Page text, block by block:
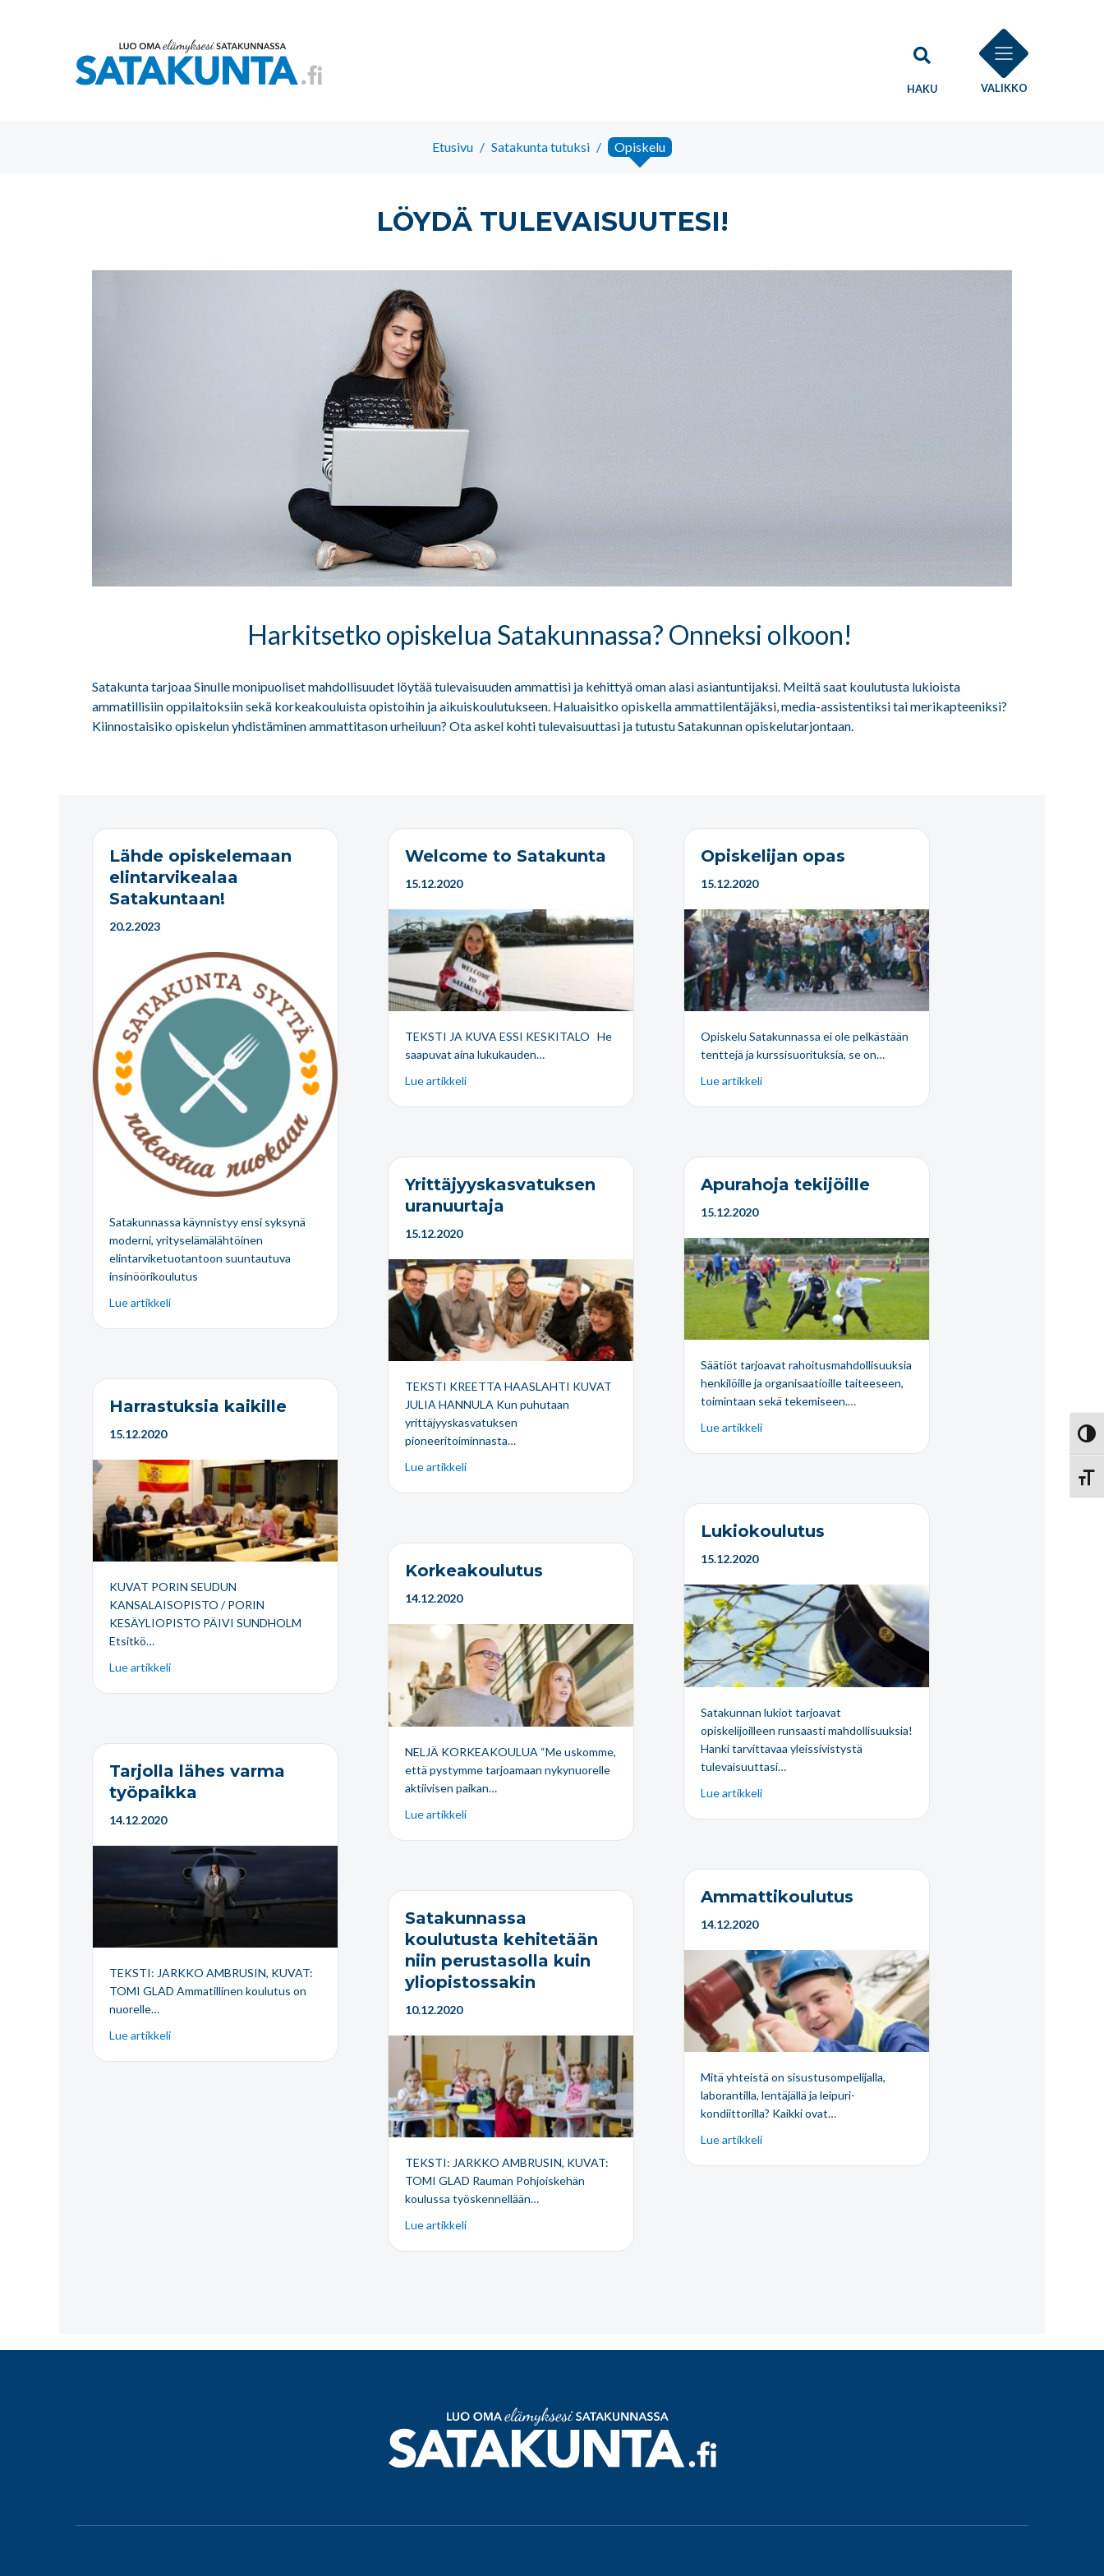
HAKU VALIKKO
Etusivu / Satakunta tutuksi / Opiskelu
LÖYDÄ TULEVAISUUTESI!
Harkitsetko opiskelua Satakunnassa? Onneksi olkoon!
Satakunta tarjoaa Sinulle monipuoliset mahdollisuudet löytää tulevaisuuden ammattisi ja kehittyä oman alasi asiantuntijaksi. Meiltä saat koulutusta lukioista
ammatillisiin oppilaitoksiin sekä korkeakouluista opistoihin ja aikuiskoulutukseen. Haluaisitko opiskella ammattilentäjäksi, media-assistentiksi tai merikapteeniksi?
Kiinnostaisiko opiskelun yhdistäminen ammattitason urheiluun? Ota askel kohti tulevaisuuttasi ja tutustu Satakunnan opiskelutarjontaan.
Lähde opiskelemaan
elintarvikealaa
Satakuntaan!
20.2.2023
Satakunnassa käynnistyy ensi syksynä
moderni, yrityselämälähtöinen
elintarviketuotantoon suuntautuva
insinöörikoulutus
Lue artikkeli
Welcome to Satakunta
15.12.2020
TEKSTI JA KUVA ESSI KESKITALO He
saapuvat aina lukukauden…
Lue artikkeli
Opiskelijan opas
15.12.2020
Opiskelu Satakunnassa ei ole pelkästään
tenttejä ja kurssisuorituksia, se on…
Lue artikkeli
Yrittäjyyskasvatuksen
uranuurtaja
15.12.2020
TEKSTI KREETTA HAASLAHTI KUVAT
JULIA HANNULA Kun puhutaan
yrittäjyyskasvatuksen
pioneeritoiminnasta…
Lue artikkeli
Apurahoja tekijöille
15.12.2020
Säätiöt tarjoavat rahoitusmahdollisuuksia
henkilöille ja organisaatioille taiteeseen,
toimintaan sekä tekemiseen.…
Lue artikkeli
Harrastuksia kaikille
15.12.2020
KUVAT PORIN SEUDUN
KANSALAISOPISTO / PORIN
KESÄYLIOPISTO PÄIVI SUNDHOLM
Etsitkö…
Lue artikkeli
Lukiokoulutus
15.12.2020
Satakunnan lukiot tarjoavat
opiskelijoilleen runsaasti mahdollisuuksia!
Hanki tarvittavaa yleissivistystä
tulevaisuuttasi…
Lue artikkeli
Korkeakoulutus
14.12.2020
NELJÄ KORKEAKOULUA “Me uskomme,
että pystymme tarjoamaan nykynuorelle
aktiivisen paikan…
Lue artikkeli
Tarjolla lähes varma
työpaikka
14.12.2020
TEKSTI: JARKKO AMBRUSIN, KUVAT:
TOMI GLAD Ammatillinen koulutus on
nuorelle…
Lue artikkeli
Ammattikoulutus
14.12.2020
Mitä yhteistä on sisustusompelijalla,
laborantilla, lentäjällä ja leipuri-
kondiittorilla? Kaikki ovat…
Lue artikkeli
Satakunnassa
koulutusta kehitetään
niin perustasolla kuin
yliopistossakin
10.12.2020
TEKSTI: JARKKO AMBRUSIN, KUVAT:
TOMI GLAD Rauman Pohjoiskehän
koulussa työskennellään…
Lue artikkeli